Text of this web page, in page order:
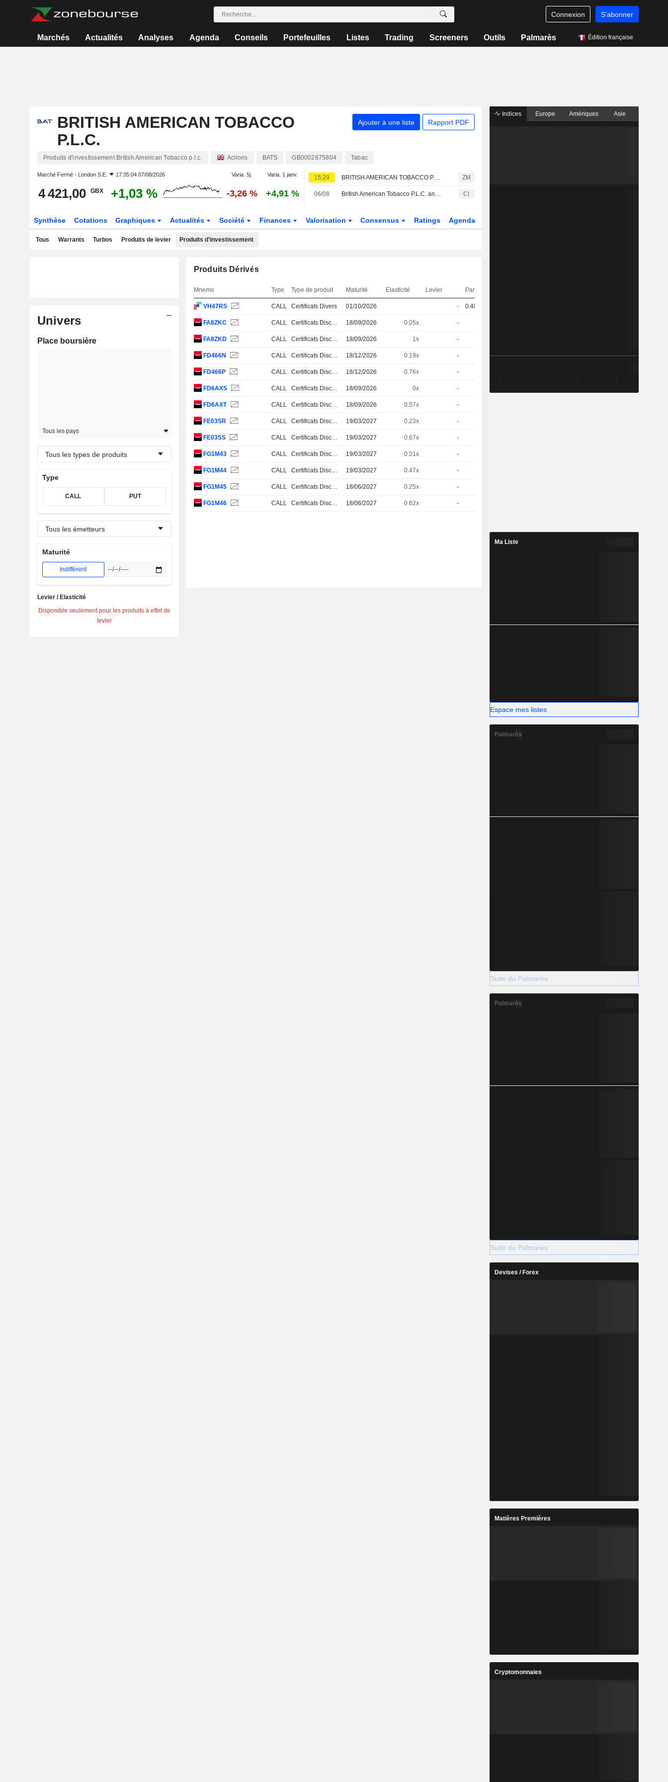
Connexion S'abonner
Marchés Actualités Analyses Agenda Conseils Portefeuilles Listes Trading Screeners Outils Palmarès Édition française
BRITISH AMERICAN TOBACCO
P.L.C.
Ajouter à une liste Rapport PDF
Produits d'investissement British American Tobacco p.l.c. Actions BATS GB0002875804 Tabac
Marché Fermé - London S.E. 17:35:04 07/08/2026 Varia. 5j. Varia. 1 janv.
4 421,00 GBX +1,03 % -3,26 % +4,91 %
15:29 BRITISH AMERICAN TOBACCO P.L.C. : SBG Securities relève son opinion ZM
06/08 British American Tobacco P.L.C. annonce des changements au sein de sa direction CI
Synthèse Cotations Graphiques Actualités Société Finances Valorisation Consensus Ratings Agenda
Tous Warrants Turbos Produits de levier Produits d'investissement
Univers
Place boursière
Tous les pays
Tous les types de produits
Type
CALL PUT
Tous les émetteurs
Maturité
Indifférent
Disponible seulement pour les produits à effet de
levier
Levier / Elasticité
Produits Dérivés
Mnemo Type Type de produit Maturité Elasticité Levier Parité
VH47RS CALL Certificats Divers 01/10/2026 - 0.484
FA8ZKC CALL Certificats Discount 18/09/2026 0.05x -
FA8ZKD CALL Certificats Discount 18/09/2026 1x -
FD466N CALL Certificats Discount 18/12/2026 0.19x - 38.69 / 38.72
FD466P CALL Certificats Discount 18/12/2026 0.76x -
FD6AXS CALL Certificats Discount 18/09/2026 0x -
FD6AXT CALL Certificats Discount 18/09/2026 0.57x -
FE03SR CALL Certificats Discount 19/03/2027 0.23x -
FE03SS CALL Certificats Discount 19/03/2027 0.67x -
FG1M43 CALL Certificats Discount 19/03/2027 0.01x -
FG1M44 CALL Certificats Discount 19/03/2027 0.47x -
FG1M45 CALL Certificats Discount 18/06/2027 0.25x -
FG1M46 CALL Certificats Discount 18/06/2027 0.62x -
Indices Europe Amériques Asie
Ma Liste
Espace mes listes
Palmarès
Suite du Palmarès
Palmarès
Suite du Palmarès
Devises / Forex
Matières Premières
Cryptomonnaies